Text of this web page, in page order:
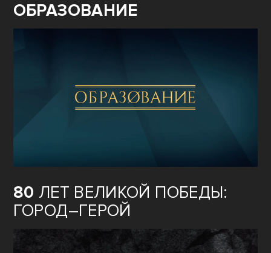
ОБРАЗОВАНИЕ
80 ЛЕТ ВЕЛИКОЙ ПОБЕДЫ:
ГОРОД–ГЕРОЙ